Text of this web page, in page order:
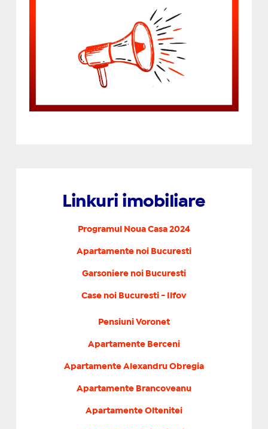
Linkuri imobiliare
Programul Noua Casa 2024
Apartamente noi Bucuresti
Garsoniere noi Bucuresti
Case noi Bucuresti - Ilfov
Pensiuni Voronet
Apartamente Berceni
Apartamente Alexandru Obregia
Apartamente Brancoveanu
Apartamente Oltenitei